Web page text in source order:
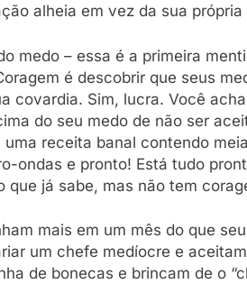
alheia em vez da sua
medo – essa é a primeira
é descobrir que seus
covardia. Sim, lucra. Você
do seu medo de não ser
receita banal contendo
ondas e pronto! Está tudo
já sabe, mas não tem
mais em um mês do que
um chefe medíocre e
de bonecas e brincam de o